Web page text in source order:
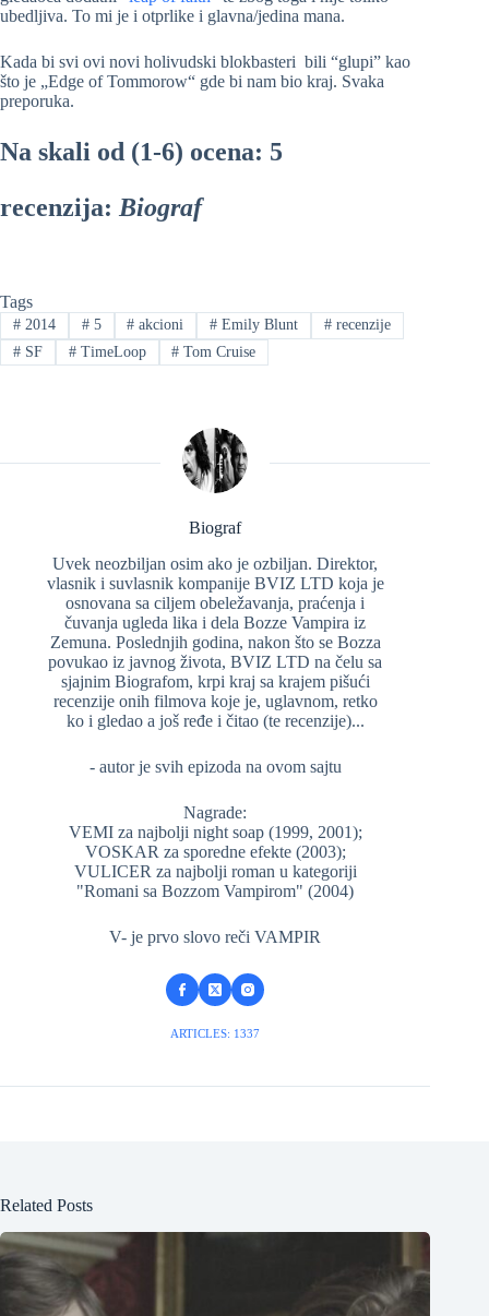
ubedljiva. To mi je i otprlike i glavna/jedina mana.
Kada bi svi ovi novi holivudski blokbasteri bili “glupi” kao
što je „Edge of Tommorow“ gde bi nam bio kraj. Svaka
preporuka.
Na skali od (1-6) ocena: 5
recenzija:Biograf
Tags
#2014 #5 # akcioni # Emily Blunt # recenzije
#SF #TimeLoop # Tom Cruise
Biograf
Uvek neozbiljan osim ako je ozbiljan. Direktor,
vlasnik i suvlasnik kompanije BVIZ LTD koja je
osnovana sa ciljem obeležavanja, praćenja i
čuvanja ugleda lika i dela Bozze Vampira iz
Zemuna. Poslednjih godina, nakon što se Bozza
povukao iz javnog života, BVIZ LTD na čelu sa
sjajnim Biografom, krpi kraj sa krajem pišući
recenzije onih filmova koje je, uglavnom, retko
ko i gledao a još ređe i čitao (te recenzije)...
- autor je svih epizoda na ovom sajtu
Nagrade:
VEMI za najbolji night soap (1999, 2001);
VOSKAR za sporedne efekte (2003);
VULICER za najbolji roman u kategoriji
"Romani sa Bozzom Vampirom" (2004)
V- je prvo slovo reči VAMPIR
ARTICLES: 1337
Related Posts